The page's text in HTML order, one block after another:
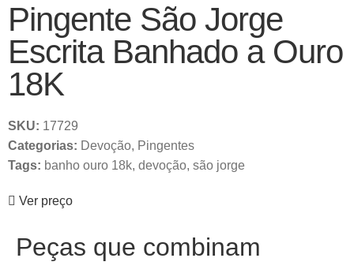
Pingente São Jorge
Escrita Banhado a Ouro
18K
SKU: 17729
Categorias: Devoção, Pingentes
Tags: banho ouro 18k, devoção, são jorge
Ver preço
Peças que combinam